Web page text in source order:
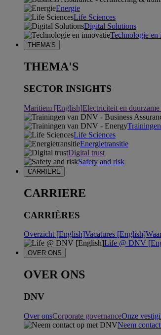
Energie
Life Sciences
Digital Solutions
Technologie en
THEMA'S
THEMA'S
SECTOR INSIGHTS
Maritiem [English]Electriciteit en
Life Sciences
Energietransitie
Digital trust
Safety and risk
CARRIERE
CARRIERE
CARRIÈRES
Overzicht [English]Vacatures [English]
Life @ DNV
OVER ONS
OVER ONS
DNV
Over onsCorporate governanceOnze
Neem